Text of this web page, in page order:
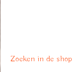
Zoeken in de shop